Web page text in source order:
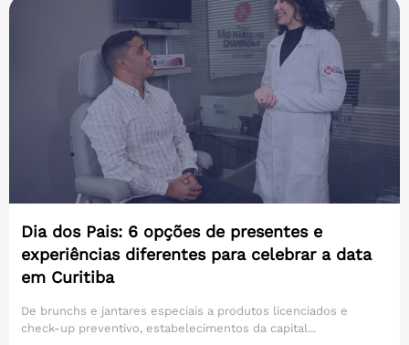
Dia dos Pais: 6 opções de presentes e
experiências diferentes para celebrar a data
em Curitiba
De brunchs e jantares especiais a produtos licenciados e
check-up preventivo, estabelecimentos da capital...